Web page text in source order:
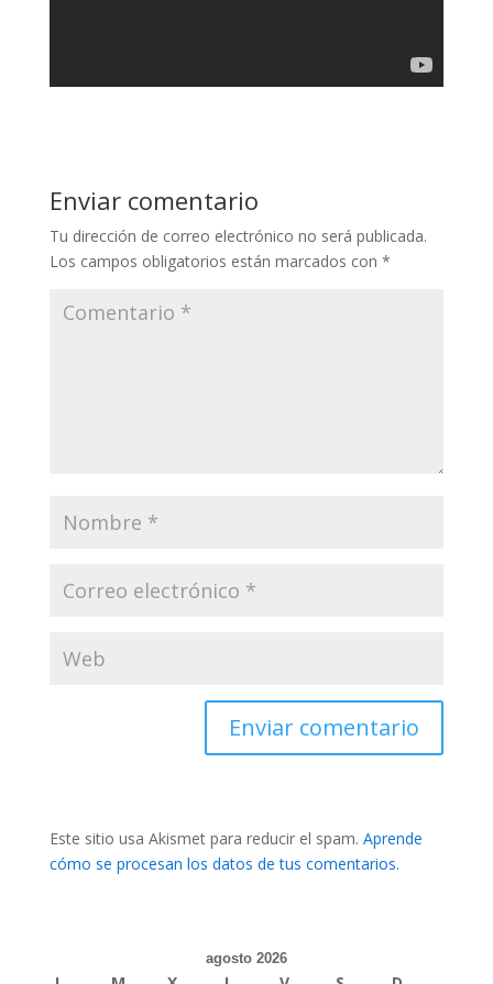
Enviar comentario
Tu dirección de correo electrónico no será publicada.
Los campos obligatorios están marcados con *
Este sitio usa Akismet para reducir el spam. Aprende
cómo se procesan los datos de tus comentarios.
agosto 2026